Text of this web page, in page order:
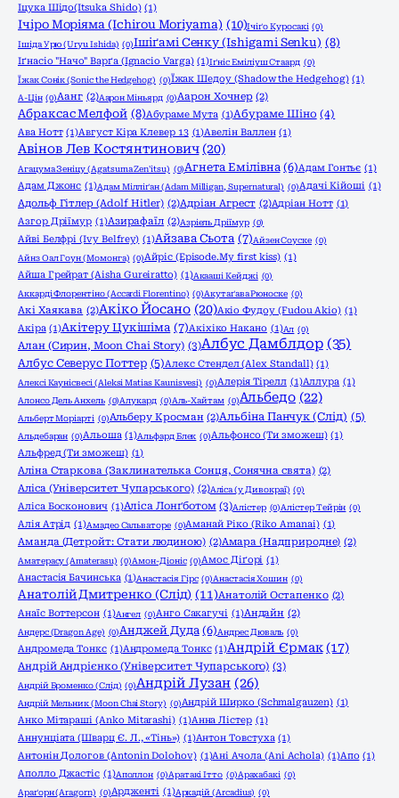
Іцука Шідо(Itsuka Shido) (1)
Ічіро Моріяма (Ichirou Moriyama) (10)Ічіґо Куросакі (0)
Ішіда Урю (Uryu Ishida) (0)Ішіґамі Сенку (Ishigami Senku) (8)
Іґнасіо "Начо" Варґа (Ignacio Varga) (1)Іґніс Еміліуш Стаард (0)
Їжак Сонік (Sonic the Hedgehog) (0)Їжак Шедоу (Shadow the Hedgehog) (1)
А-Цін (0)Аанг (2)Аарон Міньярд (0)Аарон Хочнер (2)
Абраксас Мелфой (8)Абураме Мута (1)Абураме Шіно (4)
Ава Нотт (1)Август Кіра Клевер 13 (1)Авелін Валлен (1)
Авінов Лев Костянтинович (20)
Агацума Зеніцу (Agatsuma Zen'itsu) (0)Агнета Емілівна (6)Адам Гонтьє (1)
Адам Джонс (1)Адам Мілліґан (Adam Milligan, Supernatural) (0)Адачі Кійоші (1)
Адольф Гітлер (Adolf Hitler) (2)Адріан Агрест (2)Адріан Нотт (1)
Азгор Дріїмур (1)Азирафаїл (2)Азріель Дріїмур (0)
Айві Белфрі (Ivy Belfrey) (1)Айзава Сьота (7)Айзен Соуске (0)
Айнз Оал Гоун (Момонга) (0)Айріс (Episode.My first kiss) (1)
Айша Грейрат (Aisha Gureiratto) (1)Акааші Кейджі (0)
Аккарді Флорентіно (Accardi Florentino) (0)Акутаґава Рюноске (0)
Акі Хаякава (2)Акіко Йосано (20)Акіо Фудоу (Fudou Akio) (1)
Акіра (1)Акітеру Цукішіма (7)Акіхіко Накано (1)Ал (0)
Алан (Сирин, Moon Chai Story) (3)Албус Дамблдор (35)
Албус Северус Поттер (5)Алекс Стендел (Alex Standall) (1)
Алексі Каунісвесі (Aleksi Matias Kaunisvesi) (0)Алерія Тірелл (1)Аллура (1)
Алонсо Дель Анхель (0)Алукард (0)Аль-Хайтам (0)Альбедо (22)
Альберт Моріарті (0)Альберу Кросман (2)Альбіна Панчук (Слід) (5)
Альдебаран (0)Альоша (1)Альфард Блек (0)Альфонсо (Ти зможеш) (1)
Альфред (Ти зможеш) (1)
Аліна Старкова (Заклинателька Сонця, Сонячна свята) (2)
Аліса (Університет Чупарського) (2)Аліса (у Дивокраї) (0)
Аліса Босконович (1)Аліса Лонґботом (3)Алістер (0)Алістер Тейрін (0)
Алія Атрід (1)Амадео Сальваторе (0)Аманай Ріко (Riko Amanai) (1)
Аманда (Детройт: Стати людиною) (2)Амара (Надприродне) (2)
Аматерасу (Amaterasu) (0)Амон-Діоніс (0)Амос Діґорі (1)
Анастасія Бачинська (1)Анастасія Гірс (0)Анастасія Хошин (0)
Анатолій Дмитренко (Слід) (11)Анатолій Остапенко (2)
Анаїс Воттерсон (1)Ангел (0)Анго Сакагучі (1)Андайн (2)
Андерс (Dragon Age) (0)Анджей Дуда (6)Андрес Дюваль (0)
Андромеда Тонкс (1)Андромеда Тонкс (1)Андрій Єрмак (17)
Андрій Андрієнко (Університет Чупарського) (3)
Андрій Броменко (Слід) (0)Андрій Лузан (26)
Андрій Мельник (Moon Chai Story) (0)Андрій Ширко (Schmalgauzen) (1)
Анко Мітараші (Anko Mitarashi) (1)Анна Лістер (1)
Аннунціата (Шварц Є. Л., «Тінь») (1)Антон Товстуха (1)
Антонін Дологов (Antonin Dolohov) (1)Ані Ачола (Ani Achola) (1)Апо (1)
Аполло Джастіс (1)Аполлон (0)Аратакі Ітто (0)Арахабакі (0)
Араґорн (Aragorn) (0)Ардженті (1)Аркадій (Arcadius) (0)